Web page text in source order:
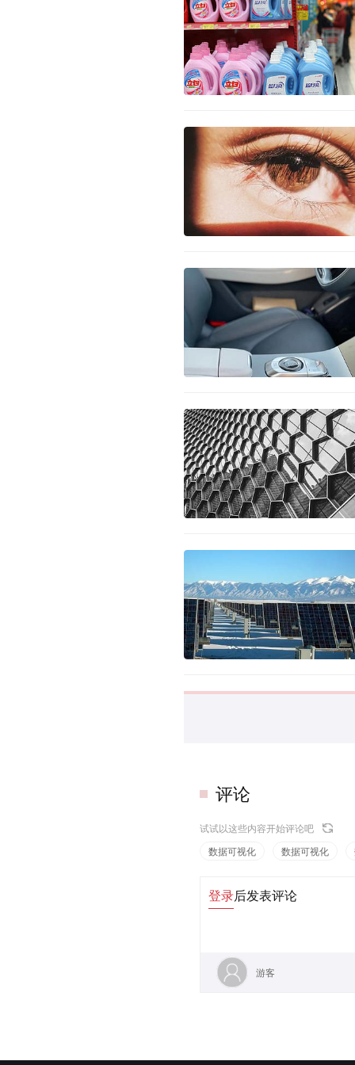
评论
试试以这些内容开始评论吧
数据可视化
数据可视化
登录后发表评论
游客